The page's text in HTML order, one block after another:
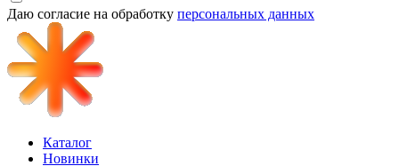
Даю согласие на обработку персональных данных
Каталог
Новинки